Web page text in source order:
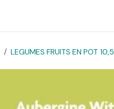
LEGUMES FRUITS EN POT 10,5